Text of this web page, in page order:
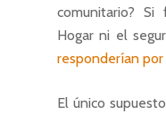
comunitario?
Hogar ni el
responderían por
El único